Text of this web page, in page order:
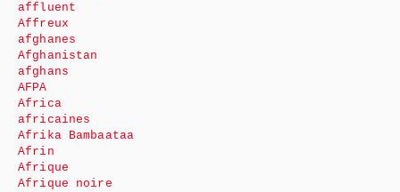
affluent
Affreux
afghanes
Afghanistan
afghans
AFPA
Africa
africaines
Afrika Bambaataa
Afrin
Afrique
Afrique noire